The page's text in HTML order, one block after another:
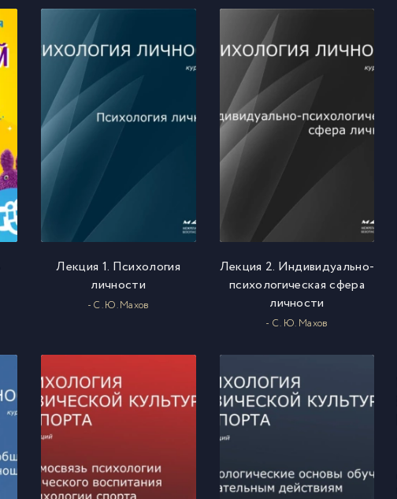
Лекция 1. Психология
личности
- С. Ю. Махов
Лекция 2. Индивидуально-
психологическая сфера
личности
- С. Ю. Махов